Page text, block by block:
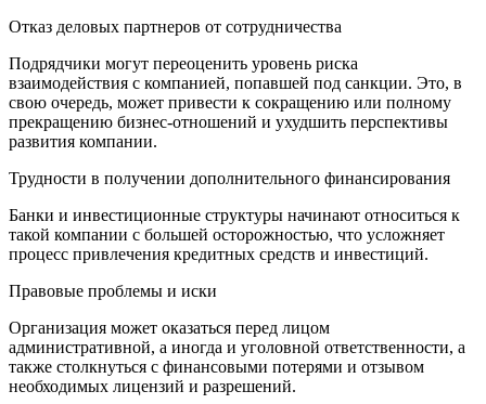
Отказ деловых партнеров от сотрудничества
Подрядчики могут переоценить уровень риска
взаимодействия с компанией, попавшей под санкции. Это, в
свою очередь, может привести к сокращению или полному
прекращению бизнес-отношений и ухудшить перспективы
развития компании.
Трудности в получении дополнительного финансирования
Банки и инвестиционные структуры начинают относиться к
такой компании с большей осторожностью, что усложняет
процесс привлечения кредитных средств и инвестиций.
Правовые проблемы и иски
Организация может оказаться перед лицом
административной, а иногда и уголовной ответственности, а
также столкнуться с финансовыми потерями и отзывом
необходимых лицензий и разрешений.